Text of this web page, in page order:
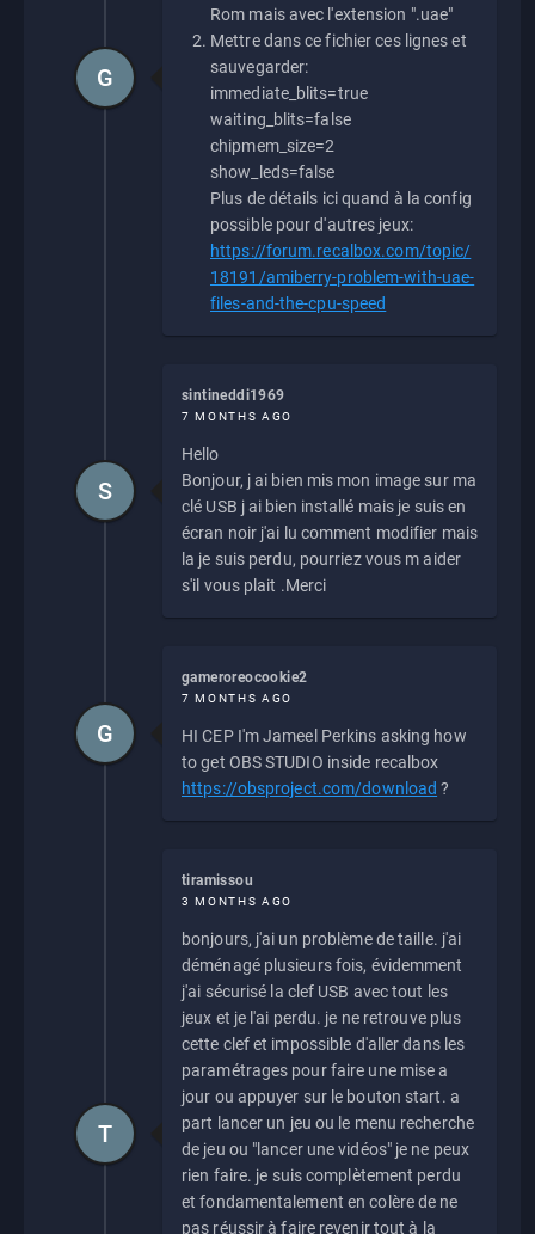
Rom mais avec l'extension ".uae"
Mettre dans ce fichier ces lignes et
sauvegarder:
immediate_blits=true
waiting_blits=false
chipmem_size=2
show_leds=false
Plus de détails ici quand à la config
possible pour d'autres jeux:
https://forum.recalbox.com/topic/
18191/amiberry-problem-with-uae-
files-and-the-cpu-speed
G
sintineddi1969
7 MONTHS AGO
Hello
Bonjour, j ai bien mis mon image sur ma
clé USB j ai bien installé mais je suis en
écran noir j'ai lu comment modifier mais
la je suis perdu, pourriez vous m aider
s'il vous plait .Merci
S
gameroreocookie2
7 MONTHS AGO
HI CEP I'm Jameel Perkins asking how
to get OBS STUDIO inside recalbox
https://obsproject.com/download ?
G
tiramissou
3 MONTHS AGO
bonjours, j'ai un problème de taille. j'ai
déménagé plusieurs fois, évidemment
j'ai sécurisé la clef USB avec tout les
jeux et je l'ai perdu. je ne retrouve plus
cette clef et impossible d'aller dans les
paramétrages pour faire une mise a
jour ou appuyer sur le bouton start. a
part lancer un jeu ou le menu recherche
de jeu ou "lancer une vidéos" je ne peux
rien faire. je suis complètement perdu
et fondamentalement en colère de ne
pas réussir à faire revenir tout à la
T